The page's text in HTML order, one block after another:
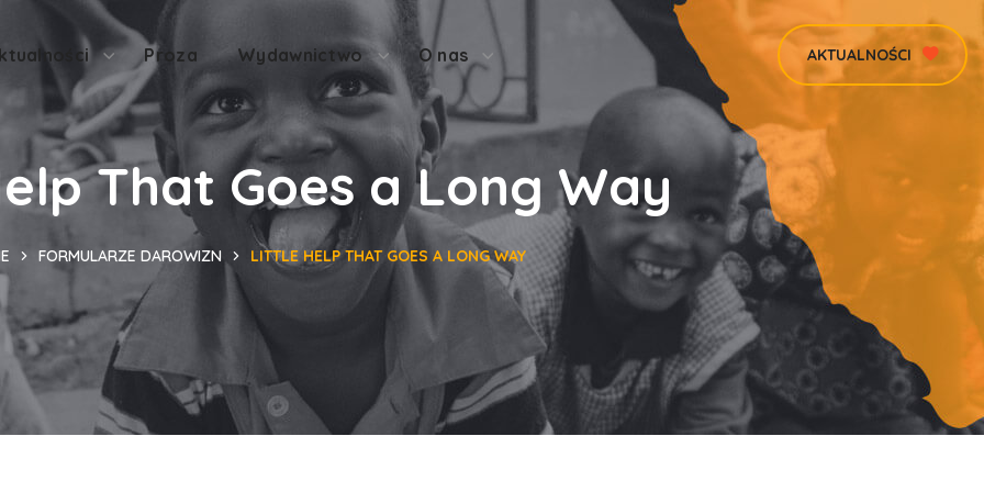
Proza Wydawnictwo O nas AKTUALNOŚCI
That Goes a Long Way
FORMULARZE DAROWIZN LITTLE HELP THAT GOES A LONG WAY